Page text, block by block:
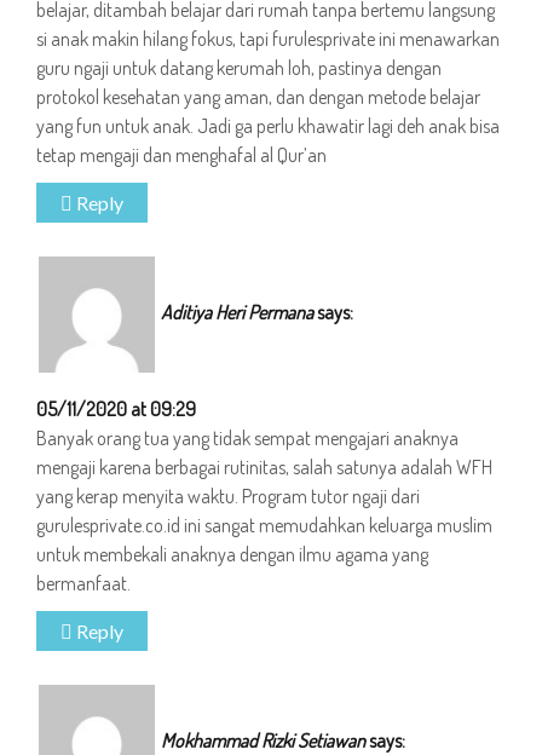
belajar, ditambah belajar dari rumah tanpa bertemu langsung
si anak makin hilang fokus, tapi furulesprivate ini menawarkan
guru ngaji untuk datang kerumah loh, pastinya dengan
protokol kesehatan yang aman, dan dengan metode belajar
yang fun untuk anak. Jadi ga perlu khawatir lagi deh anak bisa
tetap mengaji dan menghafal al Qur’an
Reply
Aditiya Heri Permanasays:
05/11/2020 at 09:29
Banyak orang tua yang tidak sempat mengajari anaknya
mengaji karena berbagai rutinitas, salah satunya adalah WFH
yang kerap menyita waktu. Program tutor ngaji dari
gurulesprivate.co.id ini sangat memudahkan keluarga muslim
untuk membekali anaknya dengan ilmu agama yang
bermanfaat.
Reply
Mokhammad Rizki Setiawansays: